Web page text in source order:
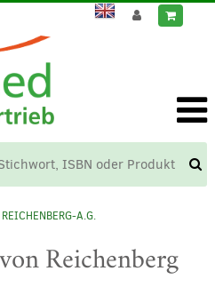
A.G.
Reichenberg